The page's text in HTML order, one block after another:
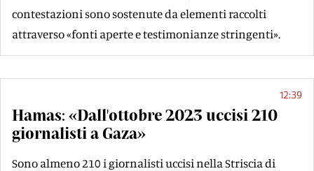
contestazioni sono sostenute da elementi raccolti
attraverso «fonti aperte e testimonianze stringenti».
12:39
Hamas: «Dall'ottobre 2023 uccisi 210
giornalisti a Gaza»
Sono almeno 210 i giornalisti uccisi nella Striscia di